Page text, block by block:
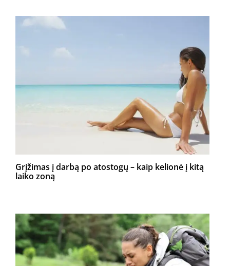
Grįžimas į darbą po atostogų – kaip kelionė į kitą
laiko zoną